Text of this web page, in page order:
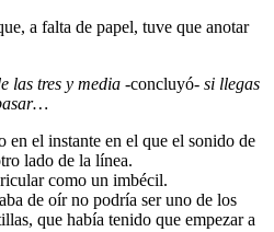
a falta de papel, tuve que anotar
las tres y media -concluyó- si llegas
en el instante en el que el sonido de
lado de la línea.
como un imbécil.
de oír no podría ser uno de los
que había tenido que empezar a